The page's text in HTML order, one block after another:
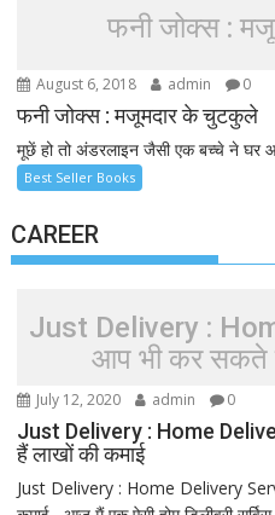
फनी जोक्स :
August 6, 2018 admin 0
फनी जोक्स : मजूमदार के चुटकुले
मूछें हो तो अंडरलाइन जैसी एक बच्चे ने घर
Best Seller Books
CAREER
Just Delivery :
आप भी कर सकते
July 12, 2020 admin 0
Just Delivery : Home
हैं लाखों की कमाई
Just Delivery : Home Delivery